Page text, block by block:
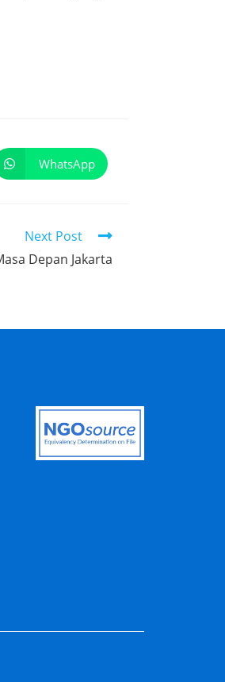
WhatsApp
Next Post
Depan Jakarta